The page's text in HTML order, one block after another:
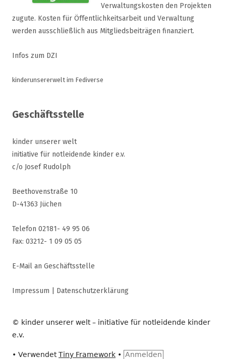
Verwaltungskosten den Projekten
zugute. Kosten für Öffentlichkeitsarbeit und Verwaltung
werden ausschließlich aus Mitgliedsbeiträgen finanziert.
Infos zum DZI
kinderunsererwelt im Fediverse
Geschäftsstelle
kinder unserer welt
initiative für notleidende kinder e.v.
c/o Josef Rudolph
Beethovenstraße 10
D-41363 Jüchen
Telefon 02181- 49 95 06
Fax: 03212- 1 09 05 05
E-Mail an Geschäftsstelle
Impressum Datenschutzerklärung
© kinder unserer welt – initiative für notleidende kinder
e.v.
• VerwendetTiny Framework • Anmelden